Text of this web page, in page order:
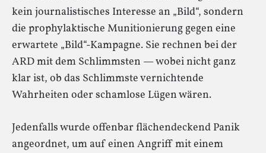
kein journalistisches Interesse an „Bild“, sondern
die prophylaktische Munitionierung gegen eine
erwartete „Bild“-Kampagne. Sie rechnen bei der
ARD mit dem Schlimmsten — wobei nicht ganz
klar ist, ob das Schlimmste vernichtende
Wahrheiten oder schamlose Lügen wären.
Jedenfalls wurde offenbar flächendeckend Panik
angeordnet, um auf einen Angriff mit einem